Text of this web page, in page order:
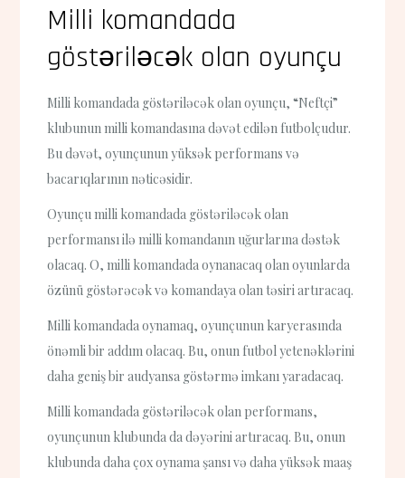
Milli komandada
göstəriləcək olan oyunçu
Milli komandada göstəriləcək olan oyunçu, “Neftçi”
klubunun milli komandasına dəvət edilən futbolçudur.
Bu dəvət, oyunçunun yüksək performans və
bacarıqlarının nəticəsidir.
Oyunçu milli komandada göstəriləcək olan
performansı ilə milli komandanın uğurlarına dəstək
olacaq. O, milli komandada oynanacaq olan oyunlarda
özünü göstərəcək və komandaya olan təsiri artıracaq.
Milli komandada oynamaq, oyunçunun karyerasında
önəmli bir addım olacaq. Bu, onun futbol yetenəklərini
daha geniş bir audyansa göstərmə imkanı yaradacaq.
Milli komandada göstəriləcək olan performans,
oyunçunun klubunda da dəyərini artıracaq. Bu, onun
klubunda daha çox oynama şansı və daha yüksək maaş